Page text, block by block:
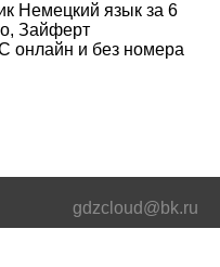
Немецкий язык за 6
Зайферт
онлайн и без номера
gdzcloud@bk.ru